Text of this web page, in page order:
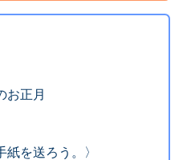
お正月
紙を送ろう。〉